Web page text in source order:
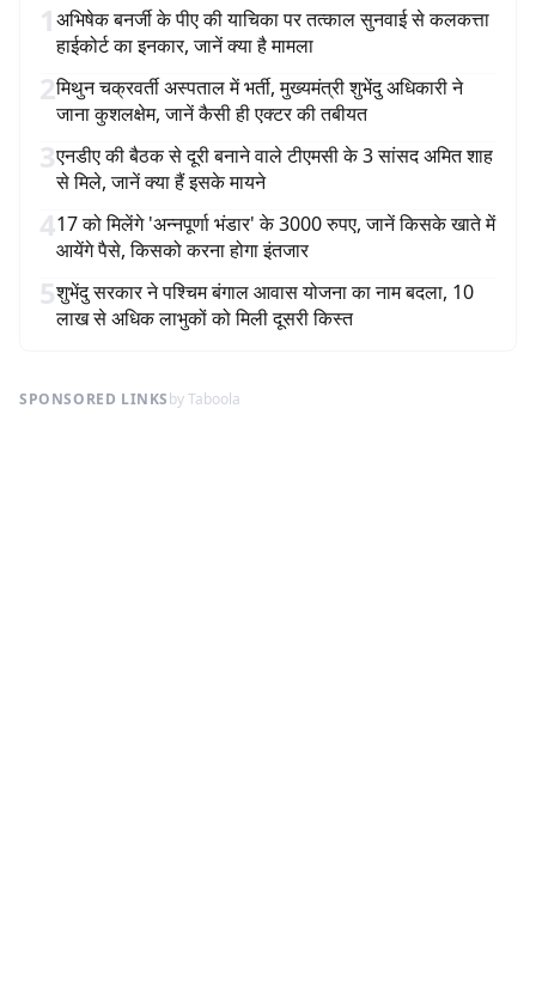
1अभिषेक बनर्जी के पीए की याचिका पर तत्काल सुनवाई से कलकत्ता
हाईकोर्ट का इनकार, जानें क्या है मामला
2मिथुन चक्रवर्ती अस्पताल में भर्ती, मुख्यमंत्री शुभेंदु अधिकारी ने
जाना कुशलक्षेम, जानें कैसी ही एक्टर की तबीयत
3एनडीए की बैठक से दूरी बनाने वाले टीएमसी के 3 सांसद अमित शाह
से मिले, जानें क्या हैं इसके मायने
417 को मिलेंगे 'अन्नपूर्णा भंडार' के 3000 रुपए, जानें किसके खाते में
आयेंगे पैसे, किसको करना होगा इंतजार
5शुभेंदु सरकार ने पश्चिम बंगाल आवास योजना का नाम बदला, 10
लाख से अधिक लाभुकों को मिली दूसरी किस्त
SPONSORED LINKSby Taboola